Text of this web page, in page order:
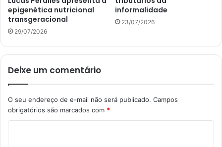
epigenética nutricional
transgeracional
29/07/2026
informalidade
23/07/2026
Deixe um comentário
O seu endereço de e-mail não será publicado. Campos
obrigatórios são marcados com *